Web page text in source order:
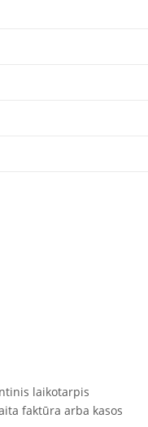
laikotarpis
faktūra arba kasos